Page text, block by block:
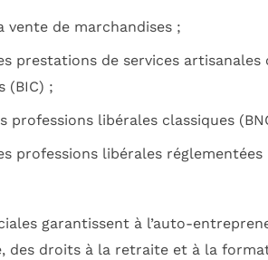
vente de marchandises ;
prestations de services artisanales
(BIC) ;
professions libérales classiques
professions libérales
garantissent à l’auto-
des droits à la retraite et à la